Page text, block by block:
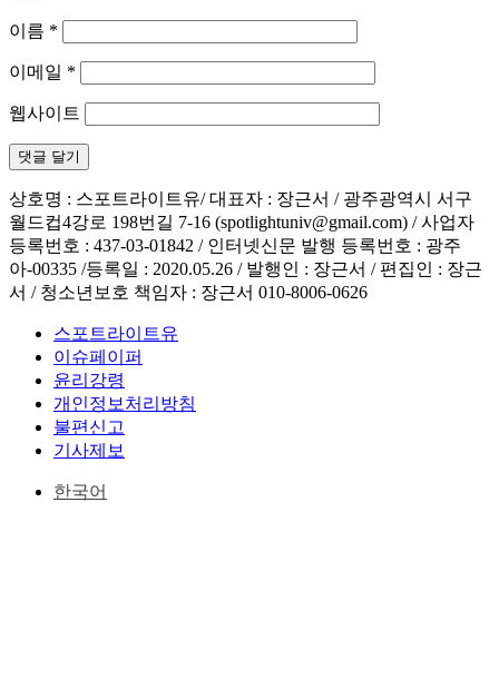
이름 *
이메일 *
웹사이트
상호명 : 스포트라이트유/ 대표자 : 장근서 / 광주광역시 서구
월드컵4강로 198번길 7-16 (spotlightuniv@gmail.com) / 사업자
등록번호 : 437-03-01842 / 인터넷신문 발행 등록번호 : 광주
아-00335 /등록일 : 2020.05.26 / 발행인 : 장근서 / 편집인 : 장근
서 / 청소년보호 책임자 : 장근서 010-8006-0626
스포트라이트유
이슈페이퍼
윤리강령
개인정보처리방침
불편신고
기사제보
한국어